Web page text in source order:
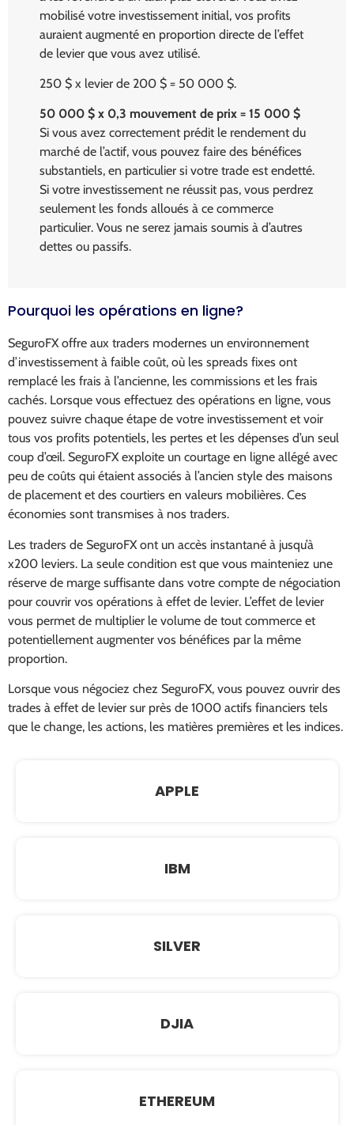
mobilisé votre investissement initial, vos profits
auraient augmenté en proportion directe de l’effet
de levier que vous avez utilisé.
250 $ x levier de 200 $ = 50 000 $.
50 000 $ x 0,3 mouvement de prix = 15 000 $
Si vous avez correctement prédit le rendement du
marché de l’actif, vous pouvez faire des bénéfices
substantiels, en particulier si votre trade est endetté.
Si votre investissement ne réussit pas, vous perdrez
seulement les fonds alloués à ce commerce
particulier. Vous ne serez jamais soumis à d’autres
dettes ou passifs.
Pourquoi les opérations en ligne?
SeguroFX offre aux traders modernes un environnement
d’investissement à faible coût, où les spreads fixes ont
remplacé les frais à l’ancienne, les commissions et les frais
cachés. Lorsque vous effectuez des opérations en ligne, vous
pouvez suivre chaque étape de votre investissement et voir
tous vos profits potentiels, les pertes et les dépenses d’un seul
coup d’œil. SeguroFX exploite un courtage en ligne allégé avec
peu de coûts qui étaient associés à l’ancien style des maisons
de placement et des courtiers en valeurs mobilières. Ces
économies sont transmises à nos traders.
Les traders de SeguroFX ont un accès instantané à jusqu’à
x200 leviers. La seule condition est que vous mainteniez une
réserve de marge suffisante dans votre compte de négociation
pour couvrir vos opérations à effet de levier. L’effet de levier
vous permet de multiplier le volume de tout commerce et
potentiellement augmenter vos bénéfices par la même
proportion.
Lorsque vous négociez chez SeguroFX, vous pouvez ouvrir des
trades à effet de levier sur près de 1000 actifs financiers tels
que le change, les actions, les matières premières et les indices.
APPLE
IBM
SILVER
DJIA
ETHEREUM